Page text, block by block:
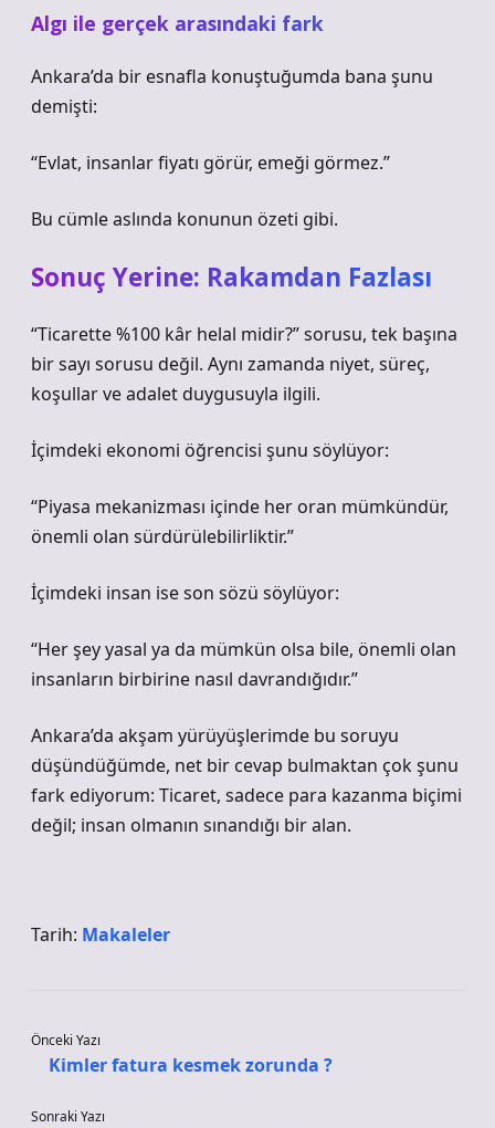
Algı ile gerçek arasındaki fark
Ankara’da bir esnafla konuştuğumda bana şunu
demişti:
“Evlat, insanlar fiyatı görür, emeği görmez.”
Bu cümle aslında konunun özeti gibi.
Sonuç Yerine: Rakamdan Fazlası
“Ticarette %100 kâr helal midir?” sorusu, tek başına
bir sayı sorusu değil. Aynı zamanda niyet, süreç,
koşullar ve adalet duygusuyla ilgili.
İçimdeki ekonomi öğrencisi şunu söylüyor:
“Piyasa mekanizması içinde her oran mümkündür,
önemli olan sürdürülebilirliktir.”
İçimdeki insan ise son sözü söylüyor:
“Her şey yasal ya da mümkün olsa bile, önemli olan
insanların birbirine nasıl davrandığıdır.”
Ankara’da akşam yürüyüşlerimde bu soruyu
düşündüğümde, net bir cevap bulmaktan çok şunu
fark ediyorum: Ticaret, sadece para kazanma biçimi
değil; insan olmanın sınandığı bir alan.
Tarih: Makaleler
Önceki Yazı
Kimler fatura kesmek zorunda ?
Sonraki Yazı